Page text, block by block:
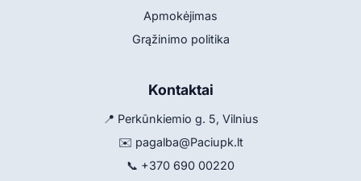
Apmokėjimas
Grąžinimo politika
Kontaktai
📍 Perkūnkiemio g. 5, Vilnius
✉️ pagalba@Paciupk.lt
📞 +370 690 00220